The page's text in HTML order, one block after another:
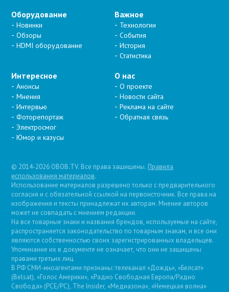
Оборудование
Новинки
Обзоры
HDMI оборудование
Важное
Технологии
События
История
Статистика
Интересное
Анонсы
Мнения
Интервью
Фоторепортаж
Электросмог
Юмор и казусы
О нас
О проекте
Новости сайта
Реклама на сайте
Обратная связь
© 2014-2026 OBOB.TV. Все права защищены. Правила
использования материалов.
Использование материалов разрешено только с предварительного
согласия и с обязательной ссылкой на первоисточник. Все права на
изображения и тексты принадлежат их авторам. Мнение авторов
может не совпадать с мнением редакции.
На все товарные знаки и названия брендов, используемые на сайте,
распространяется законодательство по товарным знакам, и все они
являются собственностью своих зарегистрированных владельцев.
Упоминание их в документе не означает, что они не защищены
правами третьих лиц.
В РФ СМИ-иноагентами признаны: телеканал «Дождь», «Белсат»
(Belsat), «Голос Америки», «Радио Свободная Европа/Радио
Свобода» (PCE/PC), The Insider, «Медиазона», «Немецкая волна»